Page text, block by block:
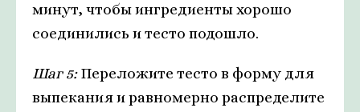
минут, чтобы ингредиенты хорошо
соединились и тесто подошло.
Шаг 5:Переложите тесто в форму для
выпекания и равномерно распределите